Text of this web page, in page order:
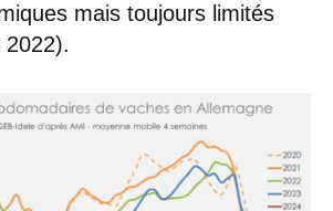
mais toujours limités